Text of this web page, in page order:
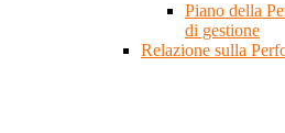
Piano della
di gestione
Relazione sulla